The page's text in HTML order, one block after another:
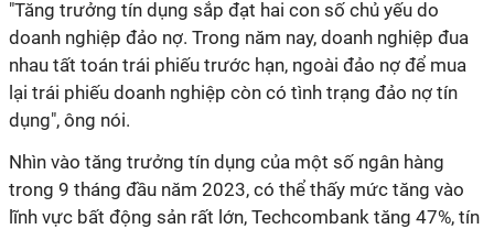
"Tăng trưởng tín dụng sắp đạt hai con số chủ yếu do
doanh nghiệp đảo nợ. Trong năm nay, doanh nghiệp đua
nhau tất toán trái phiếu trước hạn, ngoài đảo nợ để mua
lại trái phiếu doanh nghiệp còn có tình trạng đảo nợ tín
dụng", ông nói.
Nhìn vào tăng trưởng tín dụng của một số ngân hàng
trong 9 tháng đầu năm 2023, có thể thấy mức tăng vào
lĩnh vực bất động sản rất lớn, Techcombank tăng 47%, tín